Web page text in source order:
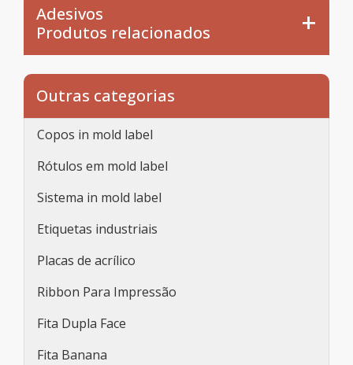
Adesivos
Produtos relacionados
Outras categorias
Copos in mold label
Rótulos em mold label
Sistema in mold label
Etiquetas industriais
Placas de acrílico
Ribbon Para Impressão
Fita Dupla Face
Fita Banana